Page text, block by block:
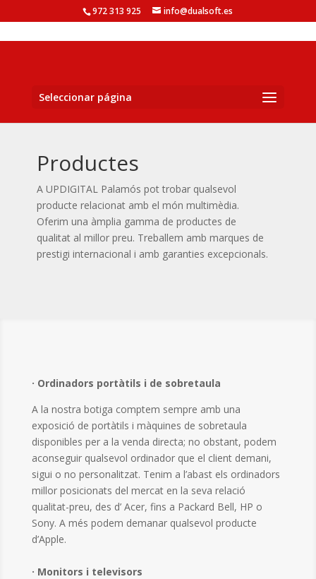
972 313 925 info@dualsoft.es
Seleccionar página
Productes
A UPDIGITAL Palamós pot trobar qualsevol
producte relacionat amb el món multimèdia.
Oferim una àmplia gamma de productes de
qualitat al millor preu. Treballem amb marques de
prestigi internacional i amb garanties excepcionals.
· Ordinadors portàtils i de sobretaula
A la nostra botiga comptem sempre amb una
exposició de portàtils i màquines de sobretaula
disponibles per a la venda directa; no obstant, podem
aconseguir qualsevol ordinador que el client demani,
sigui o no personalitzat. Tenim a l’abast els ordinadors
millor posicionats del mercat en la seva relació
qualitat-preu, des d’ Acer, fins a Packard Bell, HP o
Sony. A més podem demanar qualsevol producte
d’Apple.
· Monitors i televisors